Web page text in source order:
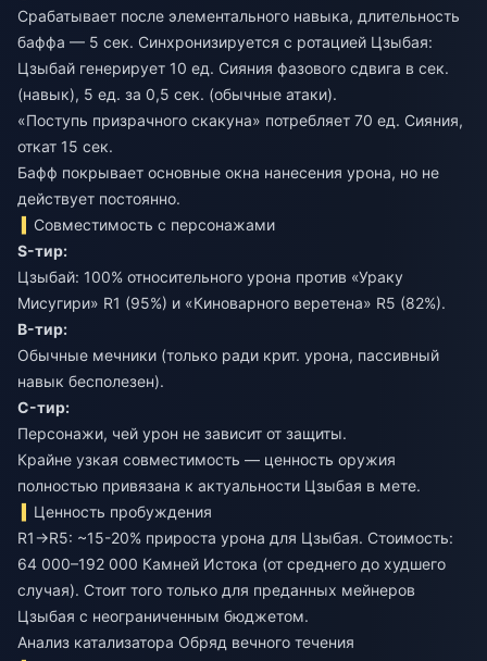
Срабатывает после элементального навыка, длительность
баффа — 5 сек. Синхронизируется с ротацией Цзыбая:
Цзыбай генерирует 10 ед. Сияния фазового сдвига в сек.
(навык), 5 ед. за 0,5 сек. (обычные атаки).
«Поступь призрачного скакуна» потребляет 70 ед. Сияния,
откат 15 сек.
Бафф покрывает основные окна нанесения урона, но не
действует постоянно.
Совместимость с персонажами
S-тир:
Цзыбай: 100% относительного урона против «Ураку
Мисугири» R1 (95%) и «Киноварного веретена» R5 (82%).
B-тир:
Обычные мечники (только ради крит. урона, пассивный
навык бесполезен).
C-тир:
Персонажи, чей урон не зависит от защиты.
Крайне узкая совместимость — ценность оружия
полностью привязана к актуальности Цзыбая в мете.
Ценность пробуждения
R1→R5: ~15-20% прироста урона для Цзыбая. Стоимость:
64 000–192 000 Камней Истока (от среднего до худшего
случая). Стоит того только для преданных мейнеров
Цзыбая с неограниченным бюджетом.
Анализ катализатора Обряд вечного течения